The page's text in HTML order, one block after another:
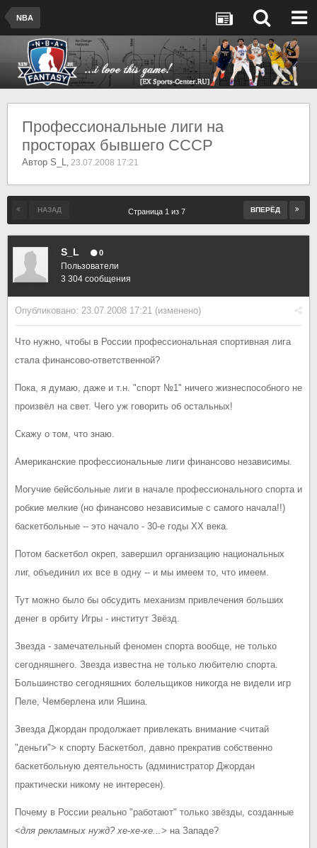
NBA
Профессиональные лиги на
просторах бывшего СССР
Автор S_L, 23.07.2008 17:21
НАЗАД ВПЕРЁД
Страница 1 из 7
S_L 0
Пользователи
3 304 сообщения
Опубликовано: 23.07.2008 17:21 (изменено)
Что нужно, чтобы в России профессиональная спортивная лига
стала финансово-ответственной?
Пока, я думаю, даже и т.н. "спорт №1" ничего жизнеспособного не
произвёл на свет. Чего уж говорить об остальных!
Скажу о том, что знаю.
Американские профессиональные лиги финансово независимы.
Могучие бейсбольные лиги в начале профессионального спорта и
робкие мелкие (но финансово независимые с самого начала!!)
баскетбольные -- это начало - 30-е годы ХХ века.
Потом баскетбол окреп, завершил организацию национальных
лиг, объединил их все в одну -- и мы имеем то, что имеем.
Тут можно было бы обсудить механизм привлечения больших
денег в орбиту Игры - институт Звёзд.
Звезда - замечательный феномен спорта вообще, не только
сегодняшнего. Звезда известна не только любителю спорта.
Большинство сегодняшних болельщиков никогда не видели игр
Пеле, Чемберлена или Яшина.
Звезда Джордан продолжает привлекать внимание <читай
"деньги"> к спорту Баскетбол, давно прекратив собственно
баскетбольную деятельность (администратор Джордан
практически никому не интересен).
Почему в России реально "работают" только звёзды, созданные
<для рекламных нужд? хе-хе-хе...> на Западе?